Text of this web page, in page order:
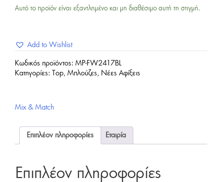
Αυτό το προϊόν είναι εξαντλημένο και μη διαθέσιμο αυτή τη στιγμή.
Add to Wishlist
Κωδικός προϊόντος: MP-FW2417BL
Κατηγορίες:
Top, Μπλούζες , Νέες Αφίξεις
Mix & Match
Επιπλέον πληροφορίες Εταιρία
Επιπλέον πληροφορίες